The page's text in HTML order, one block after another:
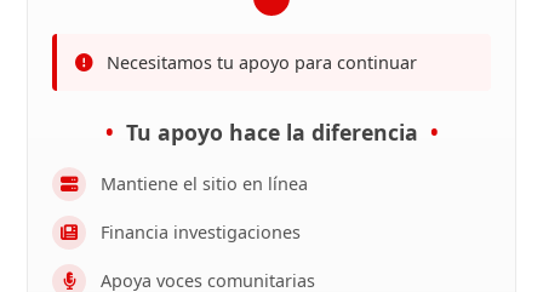
Necesitamos tu apoyo para continuar
Tu apoyo hace la diferencia
Mantiene el sitio en línea
Financia investigaciones
Apoya voces comunitarias